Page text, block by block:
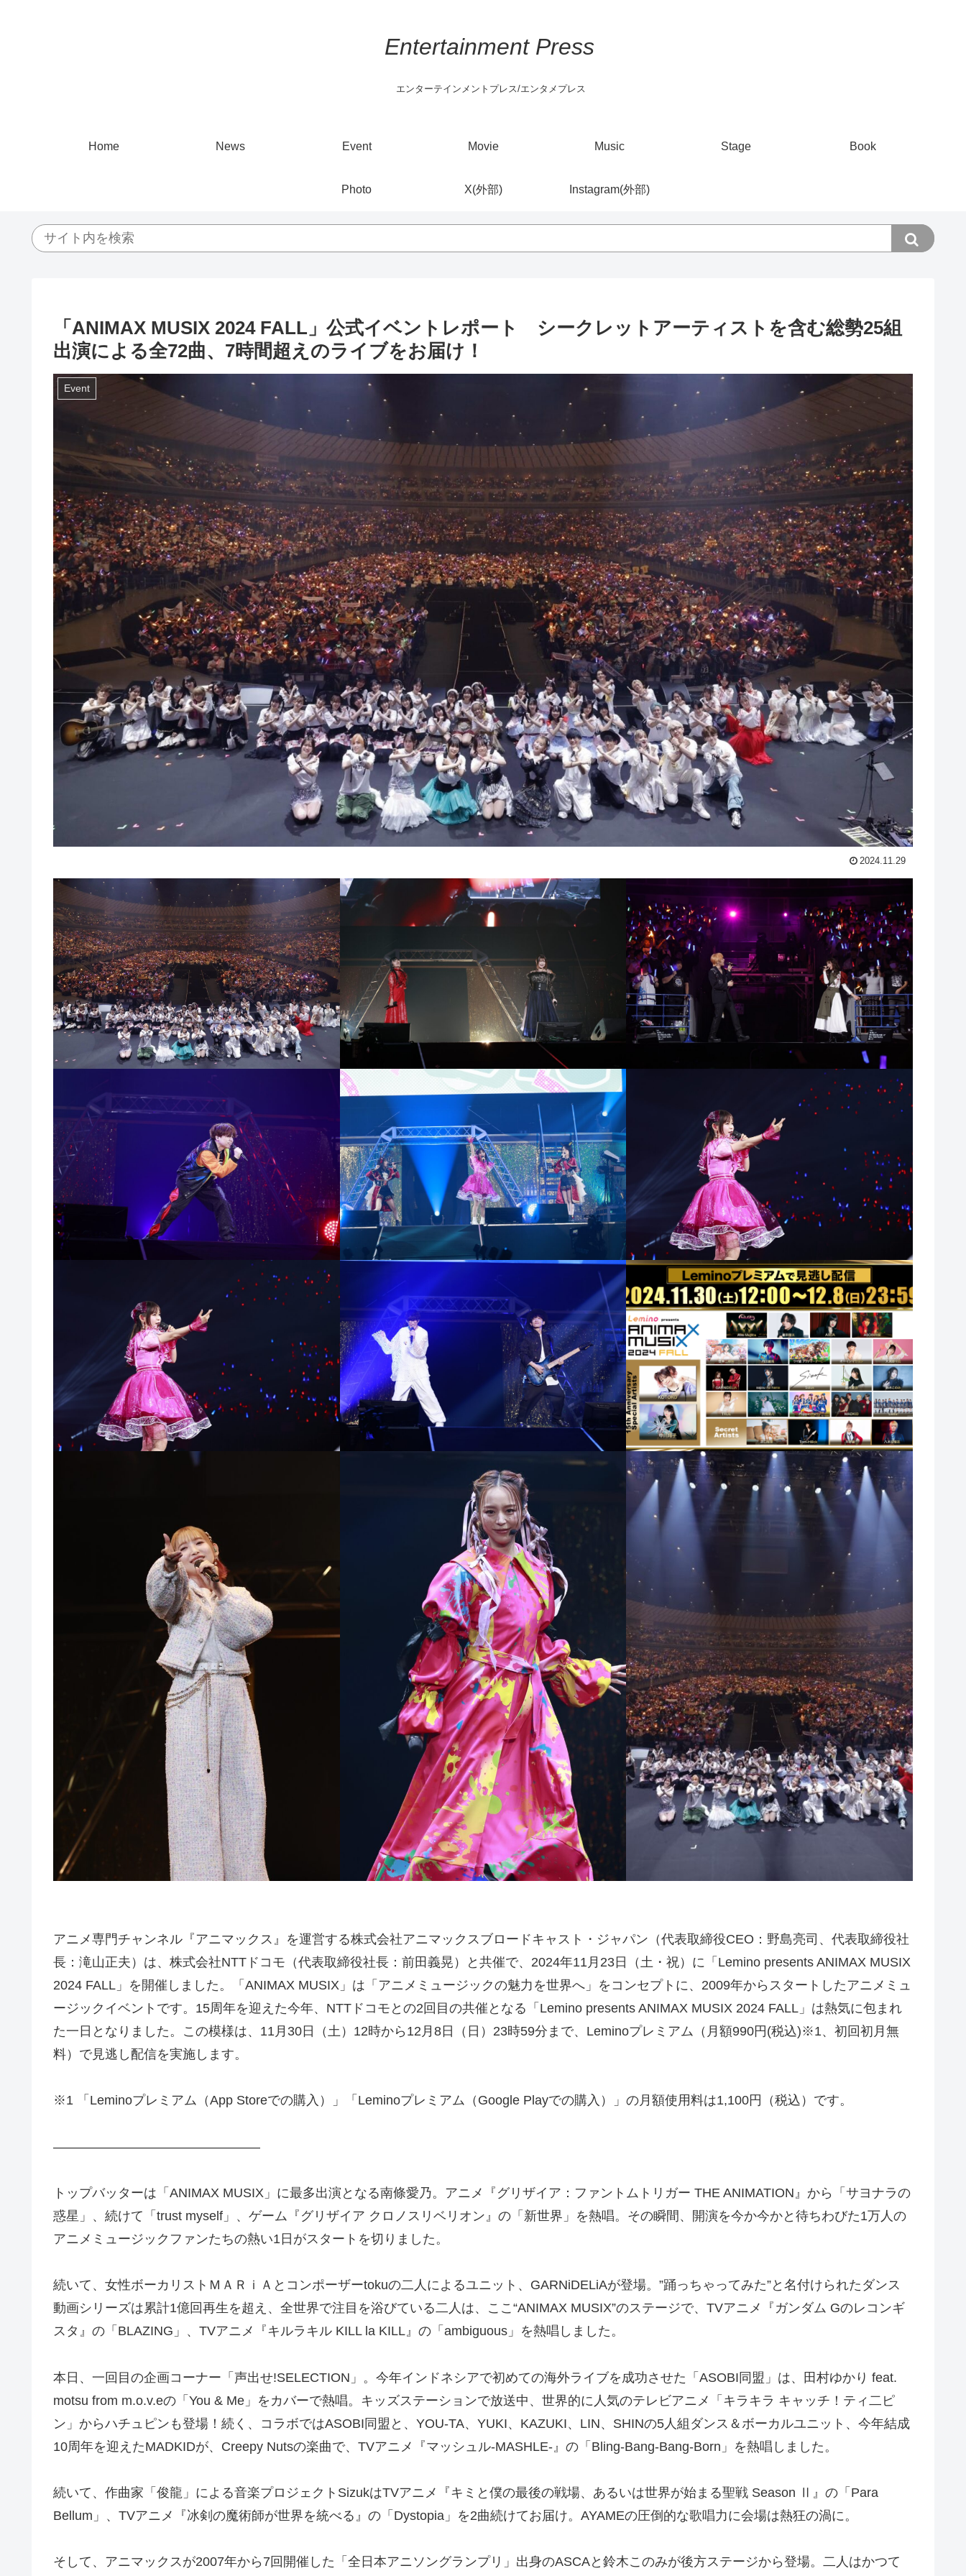
Entertainment Press
エンターテインメントプレス/エンタメプレス
Home News Event Movie Music Stage Book
Photo X(外部) Instagram(外部)
「ANIMAX MUSIX 2024 FALL」公式イベントレポート シークレットアーティストを含む総勢25組
出演による全72曲、7時間超えのライブをお届け！
Event
2024.11.29
アニメ専門チャンネル『アニマックス』を運営する株式会社アニマックスブロードキャスト・ジャパン（代表取締役CEO：野島亮司、代表取締役社
長：滝山正夫）は、株式会社NTTドコモ（代表取締役社長：前田義晃）と共催で、2024年11月23日（土・祝）に「Lemino presents ANIMAX MUSIX
2024 FALL」を開催しました。「ANIMAX MUSIX」は「アニメミュージックの魅力を世界へ」をコンセプトに、2009年からスタートしたアニメミュ
ージックイベントです。15周年を迎えた今年、NTTドコモとの2回目の共催となる「Lemino presents ANIMAX MUSIX 2024 FALL」は熱気に包まれ
た一日となりました。この模様は、11月30日（土）12時から12月8日（日）23時59分まで、Leminoプレミアム（月額990円(税込)※1、初回初月無
料）で見逃し配信を実施します。
※1 「Leminoプレミアム（App Storeでの購入）」「Leminoプレミアム（Google Playでの購入）」の月額使用料は1,100円（税込）です。
――――――――――――――――
トップバッターは「ANIMAX MUSIX」に最多出演となる南條愛乃。アニメ『グリザイア：ファントムトリガー THE ANIMATION』から「サヨナラの
惑星」、続けて「trust myself」、ゲーム『グリザイア クロノスリベリオン』の「新世界」を熱唱。その瞬間、開演を今か今かと待ちわびた1万人の
アニメミュージックファンたちの熱い1日がスタートを切りました。
続いて、女性ボーカリストＭＡＲｉＡとコンポーザーtokuの二人によるユニット、GARNiDELiAが登場。”踊っちゃってみた”と名付けられたダンス
動画シリーズは累計1億回再生を超え、全世界で注目を浴びている二人は、ここ“ANIMAX MUSIX”のステージで、TVアニメ『ガンダム Gのレコンギ
スタ』の「BLAZING」、TVアニメ『キルラキル KILL la KILL』の「ambiguous」を熱唱しました。
本日、一回目の企画コーナー「声出せ!SELECTION」。今年インドネシアで初めての海外ライブを成功させた「ASOBI同盟」は、田村ゆかり feat.
motsu from m.o.v.eの「You & Me」をカバーで熱唱。キッズステーションで放送中、世界的に人気のテレビアニメ「キラキラ キャッチ！ティ二ピ
ン」からハチュピンも登場！続く、コラボではASOBI同盟と、YOU-TA、YUKI、KAZUKI、LIN、SHINの5人組ダンス＆ボーカルユニット、今年結成
10周年を迎えたMADKIDが、Creepy Nutsの楽曲で、TVアニメ『マッシュル-MASHLE-』の「Bling-Bang-Bang-Born」を熱唱しました。
続いて、作曲家「俊龍」による音楽プロジェクトSizukはTVアニメ『キミと僕の最後の戦場、あるいは世界が始まる聖戦 Season Ⅱ』の「Para
Bellum」、TVアニメ『冰剣の魔術師が世界を統べる』の「Dystopia」を2曲続けてお届け。AYAMEの圧倒的な歌唱力に会場は熱狂の渦に。
そして、アニマックスが2007年から7回開催した「全日本アニソングランプリ」出身のASCAと鈴木このみが後方ステージから登場。二人はかつて